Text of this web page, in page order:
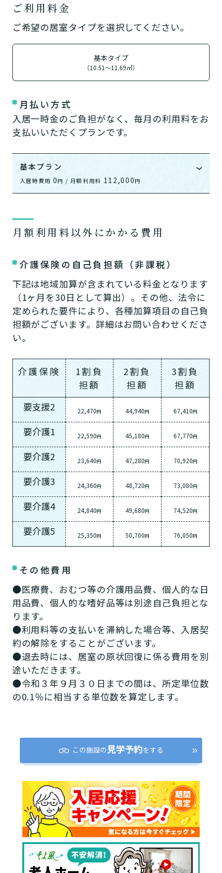
ご利用料金
ご希望の居室タイプを選択してください。
基本タイプ
（10.51〜11.69㎡）
月払い方式
入居一時金のご負担がなく、毎月の利用料をお
支払いいただくプランです。
基本プラン
入居時費用 0円 / 月額利用料 112,000円
閉じる
月額利用料合計
入居金
0円（非課税）
ー
0円（非課税）
その他
0円
（非課税）
月額利用料 112,000円
家賃
ー
管理費
15,000円
（税込）
ー
食費
0円
（非課税）
ー
その他
月額利用料以外にかかる費用
介護保険の自己負担額（非課税）
下記は地域加算が含まれている料金となります
（1ヶ月を30日として算出）。その他、法令に
定められた要件により、各種加算項目の自己負
担額がございます。詳細はお問い合わせくださ
い。
介護保険
1割負
担額
2割負
担額
3割負
担額
要支援2
22,470円 44,940円 67,410円
要介護1 22,590円 45,180円 67,770円
要介護2 23,640円 47,280円 70,920円
要介護3 24,360円 48,720円 73,080円
要介護4 24,840円 49,680円 74,520円
要介護5 25,350円 50,700円 76,050円
その他費用
●医療費、おむつ等の介護用品費、個人的な日
用品費、個人的な嗜好品等は別途自己負担とな
ります。
●利用料等の支払いを滞納した場合等、入居契
約の解除をすることがございます。
●退去時には、居室の原状回復に係る費用を別
途いただきます。
●令和３年９月３０日までの間は、所定単位数
の0.1％に相当する単位数を算定します。
この施設の 見学予約をする